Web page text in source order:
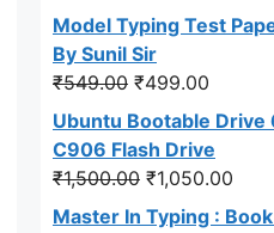
price
was:
₹299.00.
price
₹191.00.
Model Typing Test
By Sunil Sir
₹549.00 Original
price
was:
₹549.00.
₹499.00
price
Ubuntu Bootable Drive
C906 Flash Drive
₹1,500.00 Original
price
₹1,050.00
Master In Typing : Book